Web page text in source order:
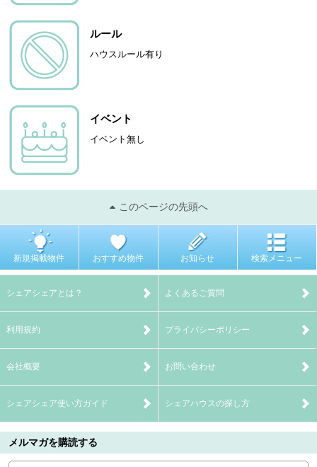
ルール
ハウスルール有り
イベント
イベント無し
このページの先頭へ
新規掲載物件 おすすめ物件 お知らせ 検索メニュー
シェアシェアとは？ よくあるご質問
利用規約 プライバシーポリシー
会社概要 お問い合わせ
シェアシェア使い方ガイド シェアハウスの探し方
メルマガを購読する